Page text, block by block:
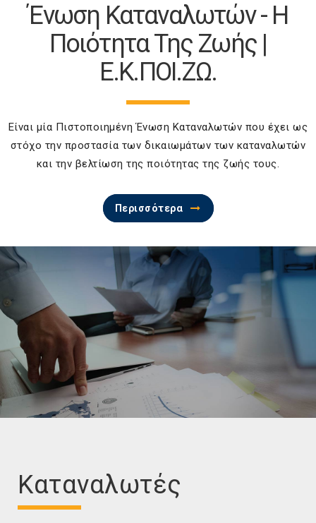
Ένωση Καταναλωτών - Η
Ποιότητα Της Ζωής |
Ε.Κ.ΠΟΙ.ΖΩ.
Είναι μία Πιστοποιημένη Ένωση Καταναλωτών που έχει ως
στόχο την προστασία των δικαιωμάτων των καταναλωτών
και την βελτίωση της ποιότητας της ζωής τους.
Περισσότερα
Καταναλωτές